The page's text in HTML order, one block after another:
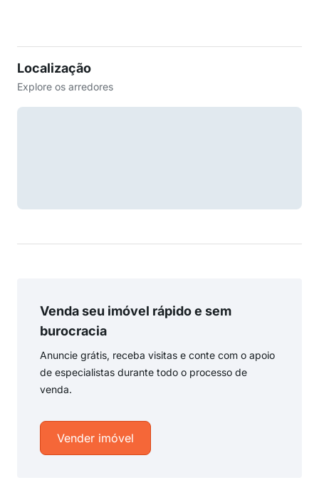
Localização
Explore os arredores
Venda seu imóvel rápido e sem
burocracia
Anuncie grátis, receba visitas e conte com o apoio
de especialistas durante todo o processo de
venda.
Vender imóvel